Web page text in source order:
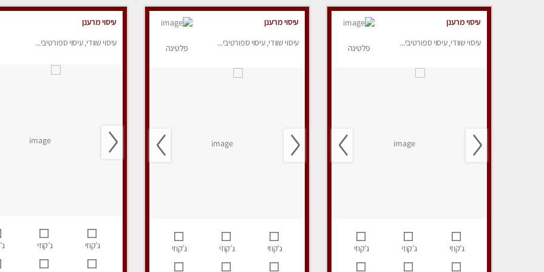
עיסוי מרענן
עיסוי שוודי, עיסוי ספורטיבי...
פלטינה
ג’קוזי ג’קוזי ג’קוזי
עיסוי מרענן
עיסוי שוודי, עיסוי ספורטיבי...
פלטינה
ג’קוזי ג’קוזי ג’קוזי
עיסוי מרענן
עיסוי שוודי, עיסוי ספורטיבי...
ג’קוזי ג’קוזי